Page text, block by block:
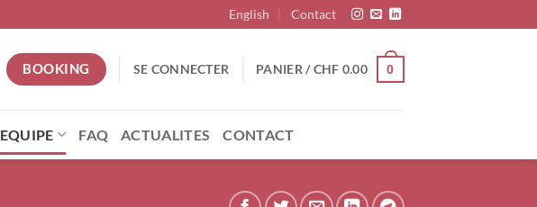
English Contact
BOOKING SE CONNECTER PANIER /CHF 0.00 0
EQUIPE FAQ ACTUALITES CONTACT